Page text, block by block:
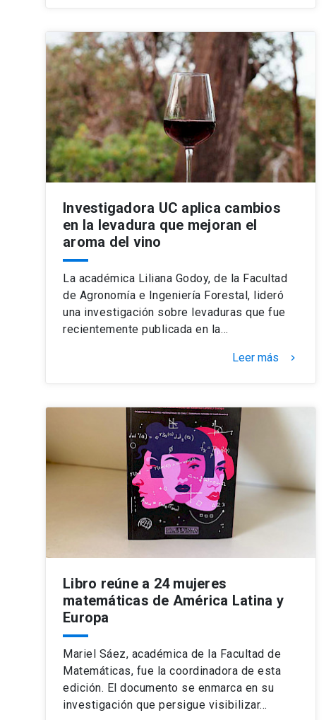
Investigadora UC aplica cambios
en la levadura que mejoran el
aroma del vino
La académica Liliana Godoy, de la Facultad
de Agronomía e Ingeniería Forestal, lideró
una investigación sobre levaduras que fue
recientemente publicada en la…
Leer más keyboard_arrow_right
Libro reúne a 24 mujeres
matemáticas de América Latina y
Europa
Mariel Sáez, académica de la Facultad de
Matemáticas, fue la coordinadora de esta
edición. El documento se enmarca en su
investigación que persigue visibilizar…